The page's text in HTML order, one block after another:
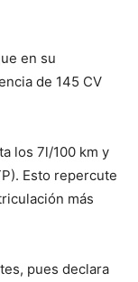
en su
de 145 CV
los 7l/100 km y
Esto repercute
más
pues declara